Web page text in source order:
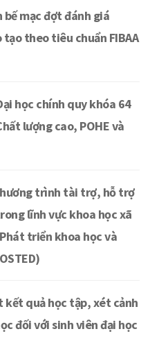
mạc đợt đánh giá
theo tiêu chuẩn FIBAA
học chính quy khóa 64
lượng cao, POHE và
trình tài trợ, hỗ trợ
lĩnh vực khoa học xã
triển khoa học và
kết quả học tập, xét cảnh
đối với sinh viên đại học